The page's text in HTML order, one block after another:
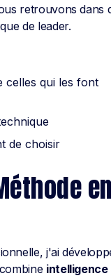
retrouvons dans
de leader.
celles qui les font
de choisir
en
j'ai
intelligence